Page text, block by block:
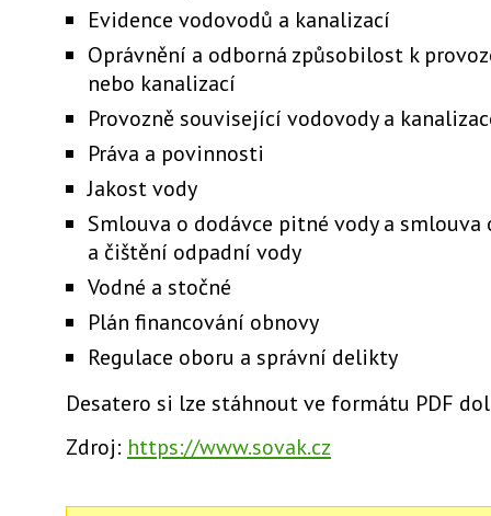
Evidence vodovodů a kanalizací
Oprávnění a odborná způsobilost k
nebo kanalizací
Provozně související vodovody a
Práva a povinnosti
Jakost vody
Smlouva o dodávce pitné vody a smlouva
a čištění odpadní vody
Vodné a stočné
Plán financování obnovy
Regulace oboru a správní delikty
Desatero si lze stáhnout ve formátu PDF
Zdroj: https://www.sovak.cz